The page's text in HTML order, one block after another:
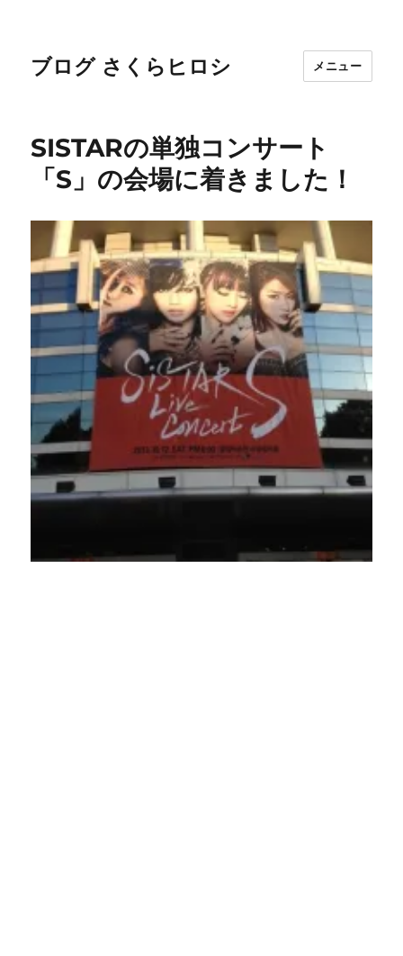
ブログ さくらヒロシ メニュー
SISTARの単独コンサート
「S」の会場に着きました！